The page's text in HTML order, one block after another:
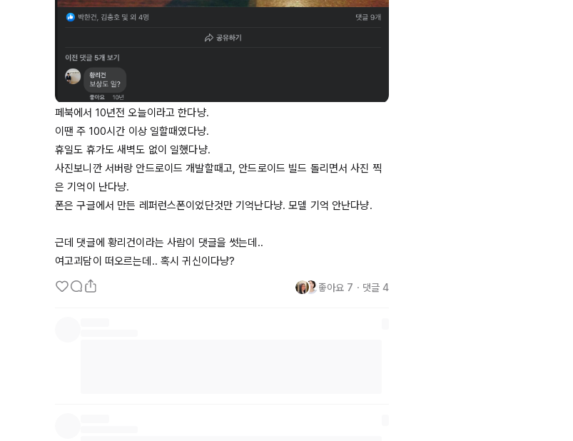
페북에서 10년전 오늘이라고 한다냥.
이땐 주 100시간 이상 일할때였다냥.
휴일도 휴가도 새벽도 없이 일했다냥.
사진보니깐 서버랑 안드로이드 개발할때고, 안드로이드 빌드 돌리면서 사진 찍
은 기억이 난다냥.
폰은 구글에서 만든 레퍼런스폰이었단것만 기억난다냥. 모델 기억 안난다냥.
근데 댓글에 황리건이라는 사람이 댓글을 썻는데..
좋아요 7 ・ 댓글 4